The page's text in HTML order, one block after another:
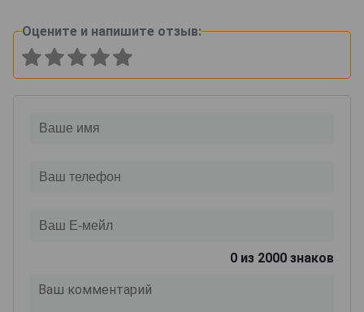
Оцените и напишите отзыв:
0 из 2000 знаков